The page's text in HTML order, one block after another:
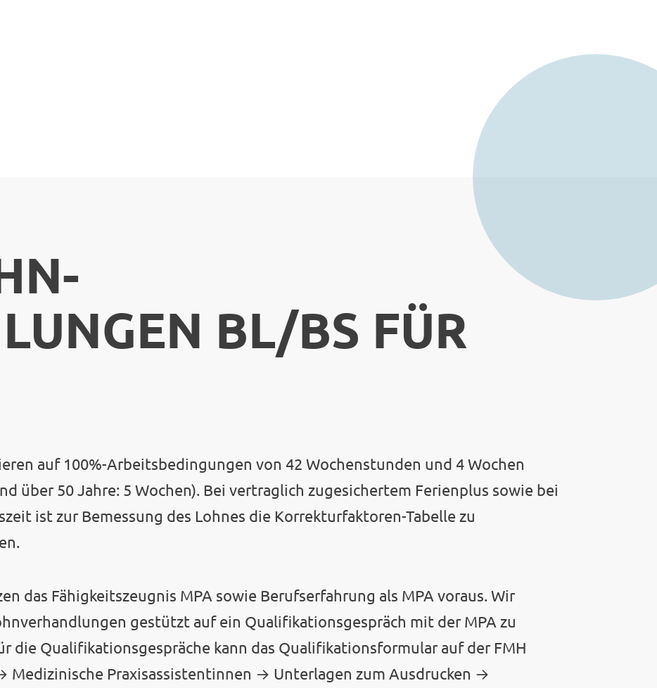
BL/BS FÜR
auf 100%-Arbeitsbedingungen von 42 Wochenstunden und 4 Wochen
über 50 Jahre: 5 Wochen). Bei vertraglich zugesichertem Ferienplus sowie bei
ist zur Bemessung des Lohnes die Korrekturfaktoren-Tabelle zu
das Fähigkeitszeugnis MPA sowie Berufserfahrung als MPA voraus. Wir
gestützt auf ein Qualifikationsgespräch mit der MPA zu
die Qualifikationsgespräche kann das Qualifikationsformular auf der FMH
Medizinische Praxisassistentinnen → Unterlagen zum Ausdrucken →